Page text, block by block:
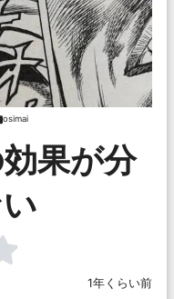
osimai
果が分
1年くらい前